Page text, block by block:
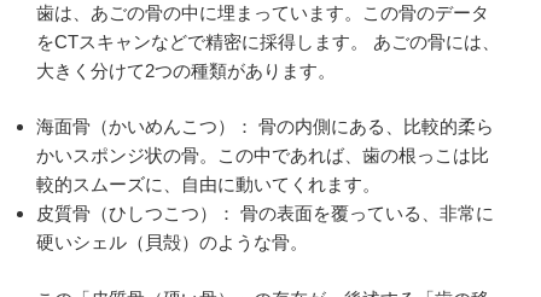
歯は、あごの骨の中に埋まっています。この骨のデータ
をCTスキャンなどで精密に採得します。 あごの骨には、
大きく分けて2つの種類があります。
海面骨（かいめんこつ）： 骨の内側にある、比較的柔ら
かいスポンジ状の骨。この中であれば、歯の根っこは比
較的スムーズに、自由に動いてくれます。
皮質骨（ひしつこつ）： 骨の表面を覆っている、非常に
硬いシェル（貝殻）のような骨。